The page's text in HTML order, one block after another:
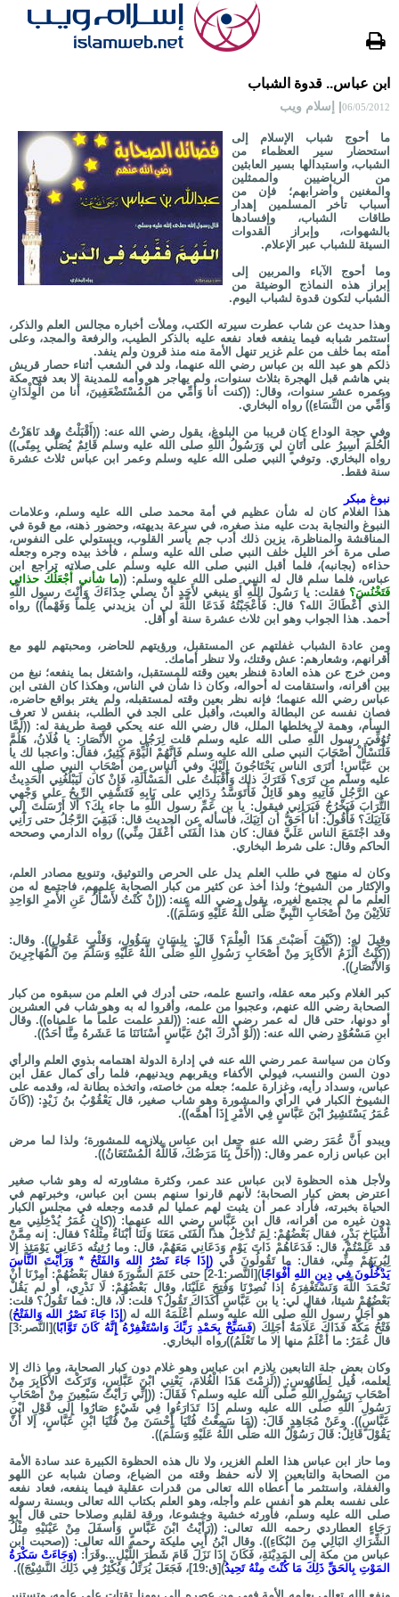
ابن عباس.. قدوة الشباب
06/05/2012| إسلام ويب
ما أحوج شباب الإسلام إلى
استحضار سير العظماء من
الشباب، واستبدالها بسير العابثين
من الرياضيين والممثلين
والمغنين وأضرابهم؛ فإن من
أسباب تأخر المسلمين إهدار
طاقات الشباب، وإفسادها
بالشهوات، وإبراز القدوات
السيئة للشباب عبر الإعلام.
وما أحوج الآباء والمربين إلى
إبراز هذه النماذج الوضيئة من
الشباب لتكون قدوة لشباب اليوم.
وهذا حديث عن شاب عطرت سيرته الكتب، وملأت أخباره مجالس العلم والذكر،
استثمر شبابه فيما ينفعه فعاد نفعه عليه بالذكر الطيب، والرفعة والمجد، وعلى
أمته بما خلف من علم غزير تنهل الأمة منه منذ قرون ولم ينفد.
ذلكم هو عبد الله بن عباس رضي الله عنهما، ولد في الشعب أثناء حصار قريش
بني هاشم قبل الهجرة بثلاث سنوات، ولم يهاجر هو وأمه للمدينة إلا بعد فتح مكة
وعمره عشر سنوات، وقال: ((كنت أنا وَأُمِّي من الْمُسْتَضْعَفِينَ، أنا من الْوِلْدَانِ
وَأُمِّي من النِّسَاءِ)) رواه البخاري.
وفي حجة الوداع كان قريبا من البلوغ، يقول رضي الله عنه: ((أَقْبَلْتُ وقد نَاهَزْتُ
الْحُلُمَ أَسِيرُ على أَتَانٍ لي وَرَسُولُ اللَّهِ صلى الله عليه وسلم قَائِمٌ يُصَلِّي بِمِنًى))
رواه البخاري. وتوفي النبي صلى الله عليه وسلم وعمر ابن عباس ثلاث عشرة
سنة فقط.
نبوغ مبكر
هذا الغلام كان له شأن عظيم في أمة محمد صلى الله عليه وسلم، وعلامات
النبوغ والنجابة بدت عليه منذ صغره، في سرعة بديهته، وحضور ذهنه، مع قوة في
المناقشة والمناظرة، يزين ذلك أدب جم يأسر القلوب، ويستولي على النفوس،
صلى مرة آخر الليل خلف النبي صلى الله عليه وسلم ، فأخذ بيده وجره وجعله
حذاءه (بجانبه)، فلما أقبل النبي صلى الله عليه وسلم على صلاته تراجع ابن
عباس، فلما سلم قال له النبي صلى الله عليه وسلم: ((ما شأني أَجْعَلُكَ حذائي
فَتَخْنُسَ؟ فقلت: يا رَسُولَ اللَّهِ أَوَ ينبغي لأَحَدٍ أَنْ يصلي حِذَاءَكَ وَأَنْتَ رسول اللَّهِ
الذي أَعْطَاكَ الله؟ قال: فَأَعْجَبْتُهُ فَدَعَا اللَّهَ لي أن يزيدني عِلْماً وَفَهْماً)) رواه
أحمد. هذا الجواب وهو ابن ثلاث عشرة سنة أو أقل.
ومن عادة الشباب غفلتهم عن المستقبل، ورؤيتهم للحاضر، ومحبتهم للهو مع
أقرانهم، وشعارهم: عش وقتك، ولا تنظر أمامك.
ومن خرج عن هذه العادة فنظر بعين وقته للمستقبل، واشتغل بما ينفعه؛ نبغ من
بين أقرانه، واستقامت له أحواله، وكان ذا شأن في الناس، وهكذا كان الفتى ابن
عباس رضي الله عنهما؛ فإنه نظر بعين وقته لمستقبله، ولم يغتر بواقع حاضره،
فصان نفسه عن البطالة والعبث، وأقبل على الجد في الطلب، بنفس لا تعرف
السأم، وهمة لا يخلطها الملل، قال رضي الله عنه يحكي قصة طريفة له: ((لَمَّا
تُوُفِّيَ رسول اللَّهِ صلى الله عليه وسلم قلت لِرَجُلٍ من الأَنْصَارِ: يا فُلَانُ، هَلُمَّ
فَلْنَسْأَلْ أَصْحَابَ النبي صلى الله عليه وسلم فَإِنَّهُمْ الْيَوْمَ كَثِيرٌ، فقال: واعجبا لك يا
بن عَبَّاسٍ! أَتَرَى الناس يَحْتَاجُونَ إِلَيْكَ وفي الناس من أَصْحَابِ النبي صلى الله
عليه وسلم من تَرَى؟ فَتَرَكَ ذلك وَأَقْبَلْتُ على الْمَسْأَلَةِ، فَإِنْ كان لَيَبْلُغُنِي الْحَدِيثُ
عن الرَّجُلِ فَآتِيهِ وهو قَائِلٌ فَأَتَوَسَّدُ رِدَائِي على بَابِهِ فَتَسْفِي الرِّيحُ على وَجْهِي
التُّرَابَ فَيَخْرُجُ فَيَرَانِي فيقول: يا بن عَمِّ رسول اللَّهِ ما جاء بِكَ؟ ألا أَرْسَلْتَ إلي
فَآتِيَكَ؟ فَأَقُولُ: أنا أَحَقُّ أن آتِيَكَ، فأسأله عن الحديث قال: فَبَقِيَ الرَّجُلُ حتى رَآنِي
وقد اجْتَمَعَ الناس عَلَيَّ فقال: كان هذا الْفَتَى أَعْقَلَ مِنِّي)) رواه الدارمي وصححه
الحاكم وقال: على شرط البخاري.
وكان له منهج في طلب العلم يدل على الحرص والتوثيق، وتنويع مصادر العلم،
والإكثار من الشيوخ؛ ولذا أخذ عن كثير من كبار الصحابة علمهم، فاجتمع له من
العلم ما لم يجتمع لغيره، يقول رضي الله عنه: ((إِنْ كُنْتُ لأَسْأَلُ عَنِ الأَمرِ الوَاحِدِ
ثَلاَثِيْنَ مِنْ أَصْحَابِ النَّبِيِّ صَلَّى اللَّهُ عَلَيْهِ وَسَلَّمَ)).
وقِيلَ له: ((كَيْفَ أَصَبْتَ هَذَا الْعِلْمَ؟ قَالَ: بِلِسَانٍ سَؤُولٍ، وَقَلْبٍ عَقُولٍ)). وقال:
((كُنْتُ أَلْزَمُ الأَكَابِرَ مِنْ أَصْحَابِ رَسُولِ اللَّهِ صَلَّى اللَّهُ عَلَيْهِ وَسَلَّمَ مِنَ الْمُهَاجِرِينَ
وَالأَنْصَارِ)).
كبر الغلام وكبر معه عقله، واتسع علمه، حتى أدرك في العلم من سبقوه من كبار
الصحابة رضي الله عنهم، وعجبوا من علمه، وأقروا له به وهو شاب في العشرين
أو دونها، حتى قال له عمر رضي الله عنه: ((لقد علمت علماً ما علمناه)). وقال
ابنِ مَسْعُوْدٍ رضي الله عنه: ((لَوْ أَدْركَ ابْنُ عَبَّاسٍ أَسْنَانَنَا مَا عَشَرهُ مِنَّا أَحَدٌ)).
وكان من سياسة عمر رضي الله عنه في إدارة الدولة اهتمامه بذوي العلم والرأي
دون السن والنسب، فيولي الأكفاء ويقربهم ويدنيهم، فلما رأى كمال عقل ابن
عباس، وسداد رأيه، وغزارة علمه؛ جعله من خاصته، واتخذه بطانة له، وقدمه على
الشيوخ الكبار في الرأي والمشورة وهو شاب صغير، قال يَعْقُوْبُ بنُ زَيْدٍ: ((كَانَ
عُمَرُ يَسْتَشِيرُ ابْنَ عَبَّاسٍ فِي الأَمْرِ إِذَا أهمَّه)).
ويبدو أَنَّ عُمَرَ رضي الله عنه جعل ابن عباس يلازمه للمشورة؛ ولذا لما مرض
ابن عباس زاره عمر وقال: ((أَخَلَّ بِنَا مَرَضُكَ، فَاللَّهُ الْمُسْتَعَانُ)).
ولأجل هذه الحظوة لابن عباس عند عمر، وكثرة مشاورته له وهو شاب صغير
اعترض بعض كبار الصحابة؛ لأنهم قارنوا سنهم بسن ابن عباس، وخبرتهم في
الحياة بخبرته، فأراد عمر أن يثبت لهم عمليا لم قدمه وجعله في مجلس الكبار
دون غيره من أقرانه، قال ابن عَبَّاسٍ رضي الله عنهما: ((كان عُمَرُ يُدْخِلُنِي مع
أَشْيَاخِ بَدْرٍ، فقال بَعْضُهُمْ: لِمَ تُدْخِلُ هذا الْفَتَى مَعَنَا وَلَنَا أَبْنَاءٌ مِثْلُهُ؟ فقال: إنه مِمَّنْ
قد عَلِمْتُمْ، قال: فَدَعَاهُمْ ذَاتَ يَوْمٍ وَدَعَانِي مَعَهُمْ، قال: وما رُئِيتُه دَعَانِي يَوْمَئِذٍ إلا
لِيُرِيَهُمْ مِنِّي، فقال: ما تَقُولُونَ في (إِذَا جَاءَ نَصْرُ الله وَالفَتْحُ * وَرَأَيْتَ النَّاسَ
يَدْخُلُونَ فِي دِينِ اللهِ أَفْوَاجًا
)[النَّصر:1-2] حتى خَتَمَ السُّورَةَ فقال بَعْضُهُمْ: أُمِرْنَا أَنْ
نَحْمَدَ اللَّهَ وَنَسْتَغْفِرَهُ إذا نُصِرْنَا وَفُتِحَ عَلَيْنَا، وقال بَعْضُهُمْ: لَا نَدْرِي، أو لم يَقُلْ
بَعْضُهُمْ شيئا، فقال لي: يا بن عَبَّاسٍ أَكَذَاكَ تَقُولُ؟ قلت: لَا، قال: فما تَقُولُ؟ قلت:
هو أَجَلُ رسول اللَّهِ صلى الله عليه وسلم أَعْلَمَهُ الله له ( إِذَا جَاءَ نَصْرُ الله وَالفَتْحُ)
فَتْحُ مَكَّةَ فَذَاكَ عَلَامَةُ أَجَلِكَ (فَسَبِّحْ بِحَمْدِ رَبِّكَ وَاسْتَغْفِرْهُ إِنَّهُ كَانَ تَوَّابًا
)[النَّصر:3]
قال عُمَرُ: ما أَعْلَمُ منها إلا ما تَعْلَمُ))رواه البخاري.
وكان بعض جلة التابعين يلازم ابن عباس وهو غلام دون كبار الصحابة، وما ذاك إلا
لعلمه، قُيل لِطَاوُوسٍ: ((لَزِمْتَ هَذَا الْغُلامَ، يَعْنِي ابْنَ عَبَّاسٍ، وَتَرَكْتَ الأَكَابِرَ مِنْ
أَصْحَابِ رَسُولِ اللَّهِ صلّى الله عليه وسلم؟ فَقَالَ: ((إِنِّي رَأَيْتُ سَبْعِينَ مِنْ أَصْحَابِ
رَسُولِ اللَّهِ صلّى الله عليه وسلم إِذَا تَدَارَءُوا فِي شَيْءٍ صَارُوا إِلَى قَوْلِ ابْنِ
عَبَّاسٍ)). وعَنْ مُجَاهِدٍ قَالَ: ((مَا سَمِعْتُ فُتْيَا أَحْسَنَ مِنْ فُتْيَا ابْنِ عَبَّاسٍ، إلا أَنْ
يَقُوْلَ قَائِلٌ: قَالَ رَسُوْلُ الله صَلَّى اللَّهُ عَلَيْهِ وَسَلَّمَ)).
وما حاز ابن عباس هذا العلم الغزير، ولا نال هذه الحظوة الكبيرة عند سادة الأمة
من الصحابة والتابعين إلا لأنه حفظ وقته من الضياع، وصان شبابه عن اللهو
والغفلة، واستثمر ما أعطاه الله تعالى من قدرات عقلية فيما ينفعه، فعاد نفعه
على نفسه بعلم هو أنفس علم وأجله، وهو العلم بكتاب الله تعالى وبسنة رسوله
صلى الله عليه وسلم، فأورثه خشية وخشوعا، ورقة لقلبه وصلاحا حتى قال أَبِو
رَجَاءٍ العطاردي رحمه الله تعالى: ((رَأَيْتُ ابْنَ عَبَّاسٍ وَأَسفَلَ مِنْ عَيْنَيْهِ مِثْلُ
الشِّرَاكِ البَالِي مِنَ البُكَاءِ)). وقال ابْنُ أَبِي مليكة رحمه الله تعالى: ((صحبت ابن
عباس من مكة إلى المَدِيْنَةِ، فَكَانَ إِذَا نَزَلَ قَامَ شَطْرَ اللَّيْلِ...وقَرَأَ: (وَجَاءَتْ سَكْرَةُ
المَوْتِ بِالحَقِّ ذَلِكَ مَا كُنْتَ مِنْهُ تَحِيدُ)[ق:19]، فَجَعَلَ يُرَتِّلُ وَيُكْثِرُ فِي ذَلِكَ النَّشِيْجَ)).